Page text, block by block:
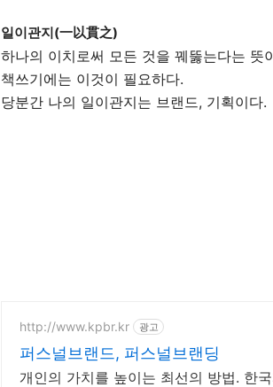
일이관지(一以貫之)
하나의 이치로써 모든 것을 꿰뚫는다는 뜻
책쓰기에는 이것이 필요하다.
당분간 나의 일이관지는 브랜드, 기획이다.
http://www.kpbr.kr 광고
퍼스널브랜드, 퍼스널브랜딩
개인의 가치를 높이는 최선의 방법. 한